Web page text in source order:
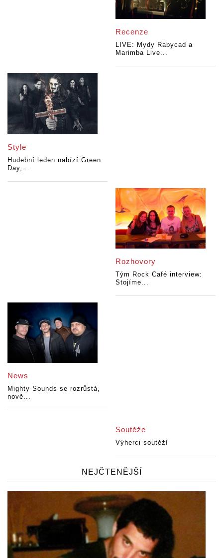
Recenze
LIVE: Mydy Rabycad a
Marimba Live...
Style
Hudební leden nabízí Green
Day,...
Rozhovory
Tým Rock Café interview:
Stojíme...
News
Mighty Sounds se rozrůstá,
nově...
Soutěže
Výherci soutěží
NEJČTENĚJŠÍ